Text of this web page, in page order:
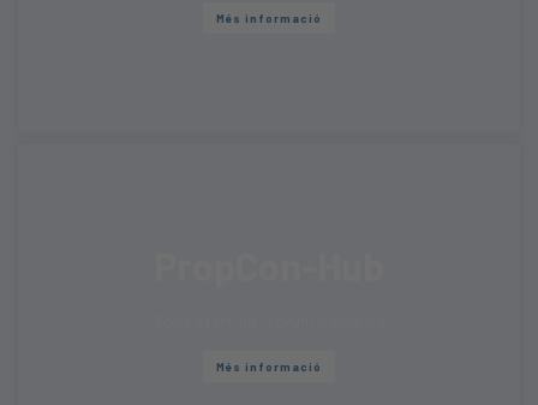
Més informació
Més informació